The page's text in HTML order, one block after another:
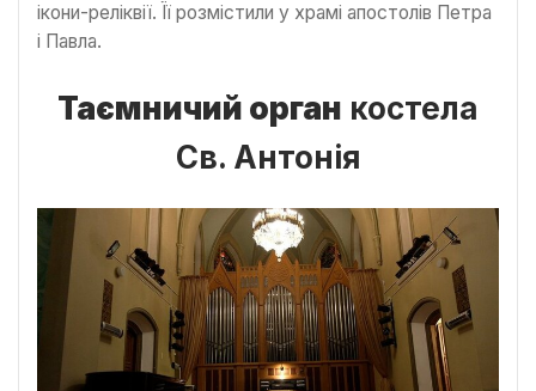
ікони-реліквії. Її розмістили у храмі апостолів Петра
і Павла.
Таємничий орган костела
Св. Антонія